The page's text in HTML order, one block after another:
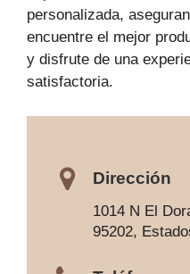
personalizada,
encuentre el mejor
y disfrute de una
satisfactoria.
Dirección
1014 N El
95202,